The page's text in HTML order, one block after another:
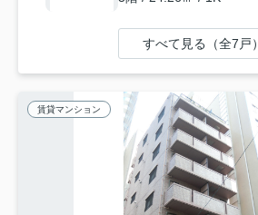
すべて見る（全7戸）
賃貸マンション